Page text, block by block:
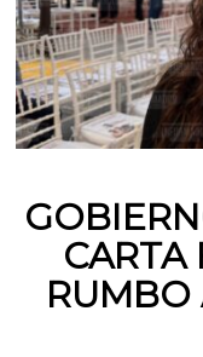
CARTA
RUMBO